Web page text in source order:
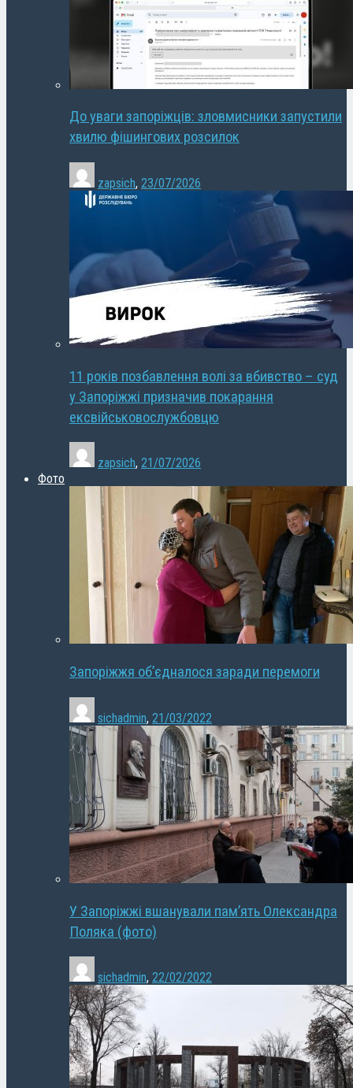
До уваги запоріжців: зловмисники запустили
хвилю фішингових розсилок
zapsich, 23/07/2026
11 років позбавлення волі за вбивство – суд
у Запоріжжі призначив покарання
ексвійськовослужбовцю
zapsich, 21/07/2026
Фото
Запоріжжя об’єдналося заради перемоги
sichadmin, 21/03/2022
У Запоріжжі вшанували пам’ять Олександра
Поляка (фото)
sichadmin, 22/02/2022